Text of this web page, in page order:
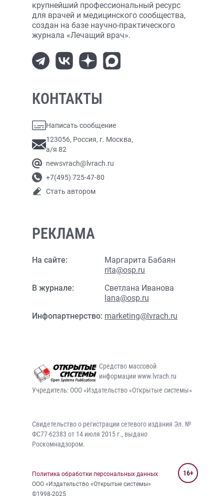
крупнейший профессиональный ресурс
для врачей и медицинского сообщества,
создан на базе научно-практического
журнала «Лечащий врач».
КОНТАКТЫ
Написать сообщение
123056, Россия, г. Москва,
а/я 82
newsvrach@lvrach.ru
+7(495) 725-47-80
Стать автором
РЕКЛАМА
На сайте:
Маргарита Бабаян
rita@osp.ru
В журнале:
Светлана Иванова
lana@osp.ru
Инфопартнерство: marketing@lvrach.ru
Средство массовой
информации www.lvrach.ru
Учредитель: ООО «Издательство «Открытые системы»
Свидетельство о регистрации сетевого издания Эл. №
ФС77-62383 от 14 июля 2015 г., выдано
Роскомнадзором.
Политика обработки персональных данных
ООО «Издательство «Открытые системы»
©1998-2025
16+